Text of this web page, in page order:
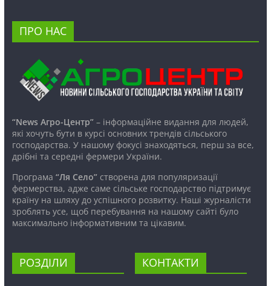
ПРО НАС
“News Агро-Центр”– інформаційне видання для людей,
які хочуть бути в курсі основних трендів сільського
господарства. У нашому фокусі знаходяться, перш за все,
дрібні та середні фермери України.
Програма “Ля Село”створена для популяризації
фермерства, адже саме сільське господарство підтримує
країну на шляху до успішного розвитку. Наші журналісти
зроблять усе, щоб перебування на нашому сайті було
максимально інформативним та цікавим.
РОЗДІЛИ КОНТАКТИ